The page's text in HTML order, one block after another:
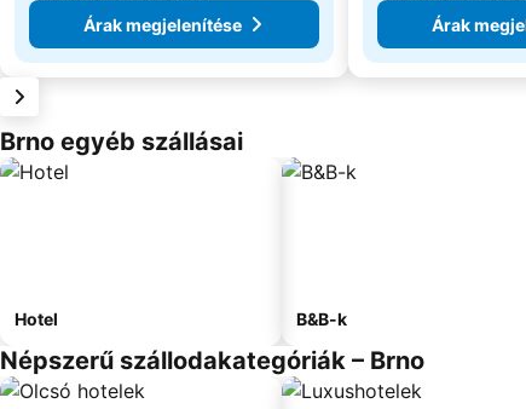
Árak megjelenítése
Árak
Brno egyéb szállásai
Hotel B&B-k
Népszerű szállodakategóriák – Brno